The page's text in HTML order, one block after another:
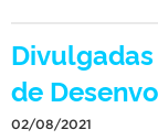
de
02/08/2021